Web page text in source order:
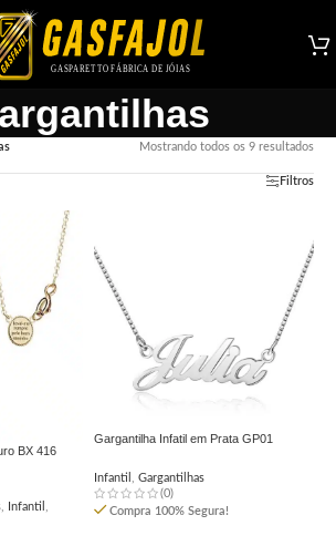
Mostrando todos os 9 resultados
Filtros
BX 416
Infantil
Gargantilha Infatil em Prata GP01
Infantil
Gargantilhas
(0)
Compra 100% Segura!